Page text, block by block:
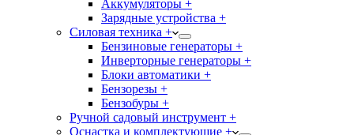
Аккумуляторы +
Зарядные устройства +
Силовая техника +
Бензиновые генераторы +
Инверторные генераторы +
Блоки автоматики +
Бензорезы +
Бензобуры +
Ручной садовый инструмент +
Оснастка и комплектующие +